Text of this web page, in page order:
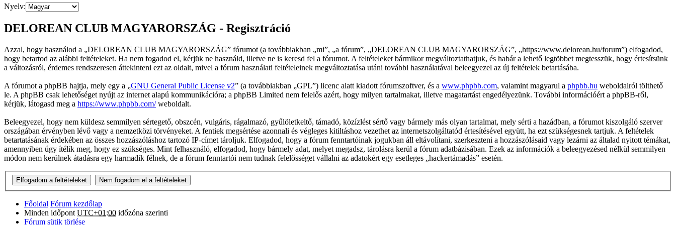
Nyelv:
DELOREAN CLUB MAGYARORSZÁG - Regisztráció
Azzal, hogy használod a „DELOREAN CLUB MAGYARORSZÁG” fórumot (a továbbiakban „mi”, „a fórum”, „DELOREAN CLUB MAGYARORSZÁG”, „https://www.delorean.hu/forum”) elfogadod,
hogy betartod az alábbi feltételeket. Ha nem fogadod el, kérjük ne használd, illetve ne is keresd fel a fórumot. A feltételeket bármikor megváltoztathatjuk, és habár a lehető legtöbbet megtesszük, hogy értesítsünk
a változásról, érdemes rendszeresen áttekinteni ezt az oldalt, mivel a fórum használati feltételeinek megváltoztatása utáni további használatával beleegyezel az új feltételek betartásába.
A fórumot a phpBB hajtja, mely egy a „GNU General Public License v2” (a továbbiakban „GPL”) licenc alatt kiadott fórumszoftver, és a www.phpbb.com, valamint magyarul a phpbb.hu weboldalról tölthető
le. A phpBB csak lehetőséget nyújt az internet alapú kommunikációra; a phpBB Limited nem felelős azért, hogy milyen tartalmakat, illetve magatartást engedélyezünk. További információért a phpBB-ről,
kérjük, látogasd meg a https://www.phpbb.com/weboldalt.
Beleegyezel, hogy nem küldesz semmilyen sértegető, obszcén, vulgáris, rágalmazó, gyűlöletkeltő, támadó, közízlést sértő vagy bármely más olyan tartalmat, mely sérti a hazádban, a fórumot kiszolgáló szerver
országában érvényben lévő vagy a nemzetközi törvényeket. A fentiek megsértése azonnali és végleges kitiltáshoz vezethet az internetszolgáltatód értesítésével együtt, ha ezt szükségesnek tartjuk. A feltételek
betartatásának érdekében az összes hozzászóláshoz tartozó IP-címet tároljuk. Elfogadod, hogy a fórum fenntartóinak jogukban áll eltávolítani, szerkeszteni a hozzászólásaid vagy lezárni az általad nyitott témákat,
amennyiben úgy ítélik meg, hogy ez szükséges. Mint felhasználó, elfogadod, hogy bármely adat, melyet megadsz, tárolásra kerül a fórum adatbázisában. Ezek az információk a beleegyezésed nélkül semmilyen
módon nem kerülnek átadásra egy harmadik félnek, de a fórum fenntartói nem tudnak felelősséget vállalni az adatokért egy esetleges „hackertámadás” esetén.
Főoldal Fórum kezdőlap
Minden időpont UTC+01:00 időzóna szerinti
Fórum sütik törlése